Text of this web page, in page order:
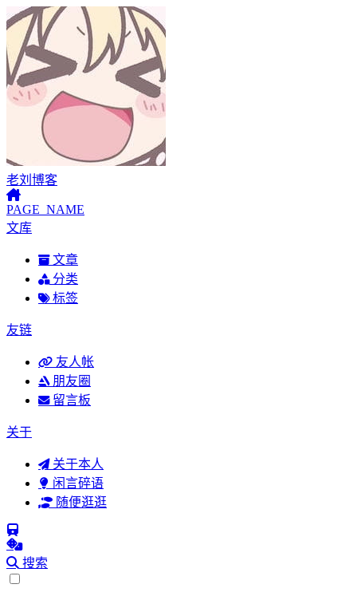
老刘博客
PAGE_NAME
文库
文章
分类
标签
友链
友人帐
朋友圈
留言板
关于
关于本人
闲言碎语
随便逛逛
搜索